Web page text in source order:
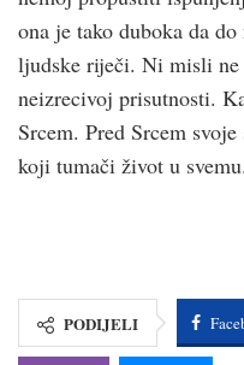
ona je tako duboka da
ljudske riječi. Ni misli ne
neizrecivoj prisutnosti.
Srcem. Pred Srcem
koji tumači život u
PODIJELI